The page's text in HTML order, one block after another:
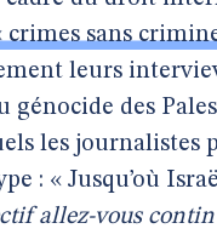
sans
leurs
génocide des
les journalistes
: « Jusqu’où
allez-vous